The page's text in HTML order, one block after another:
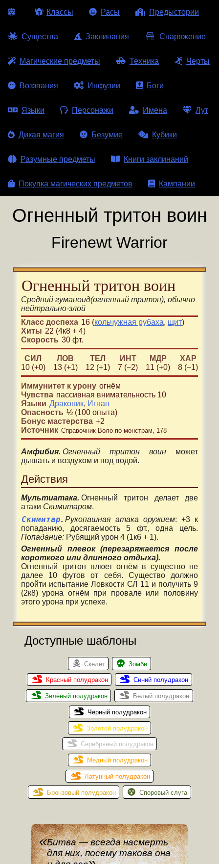
Классы Расы Предыстории
Существа Заклинания Снаряжение
Магические предметы Техника Черты
Воззвания Инфузии Боги
Языки Персонажи Имена Лут
Дикая магия Безумие Кубики
Разумные предметы Книги заклинаний
Покупка магических предметов Кампании
Огненный тритон воин
Firenewt Warrior
Огненный тритон воин
Средний гуманоид(огненный тритон), обычно
нейтрально-злой
Класс доспеха 16 (кольчужная рубаха, щит)
Хиты 22 (4к8 + 4)
Скорость 30 фт.
СИЛ
10 (+0)
ЛОВ
13 (+1)
ТЕЛ
12 (+1)
ИНТ
7 (−2)
МДР
11 (+0)
ХАР
8 (−1)
Иммунитет к урону огнём
Чувства пассивная внимательность 10
Языки Драконик, Игнан
Опасность ½(100опыта)
Бонус мастерства +2
Источник Справочник Воло по монстрам, 178
Амфибия. Огненный тритон воинможет
дышать и воздухом и под водой.
Действия
Мультиатака. Огненный тритон делает две
атаки Скимитаром.
Скимитар. Рукопашная атака оружием: +3 к
попаданию, досягаемость 5 фт., одна цель.
Попадание:Рубящий урон 4 (1к6 + 1).
Огненный плевок (перезаряжается после
короткого или длинного отдыха).
Огненный тритон плюет огнём в существо не
далее 10 футов от себя. Существо должно
пройти испытание Ловкости СЛ 11 и получить 9
(2к8) урона огнём при провале или половину
этого урона при успехе.
Доступные шаблоны
Скелет Зомби
Красный полудракон Синий полудракон
Зелёный полудракон Белый полудракон
Чёрный полудракон
Золотой полудракон
Серебряный полудракон
Медный полудракон
Латунный полудракон
Бронзовый полудракон Споровый слуга
Битва — всегда насмерть
для них, посему такова она